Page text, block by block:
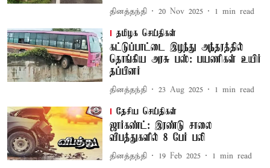
தினத்தந்தி 20 Nov 2025 1 min read
தமிழக செய்திகள்
கட்டுப்பாட்டை இழந்து அந்தரத்தில்
தொங்கிய அரசு பஸ்: பயணிகள் உயிர்
தப்பினர்
தினத்தந்தி 23 Aug 2025 1 min read
தேசிய செய்திகள்
ஜார்கண்ட்: இரண்டு சாலை
விபத்துகளில் 8 பேர் பலி
தினத்தந்தி 19 Feb 2025 1 min read